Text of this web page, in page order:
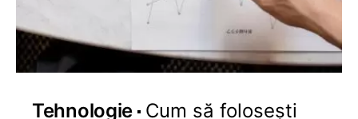
Tehnologie Cum să folosești